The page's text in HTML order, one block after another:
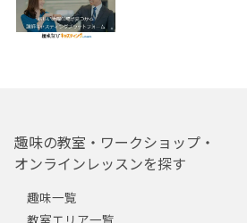
趣味の教室・ワークショップ・
オンラインレッスンを探す
趣味一覧
教室エリア一覧